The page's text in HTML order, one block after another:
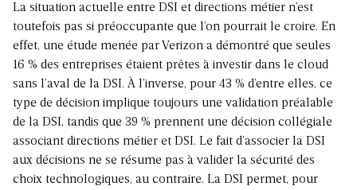
La situation actuelle entre DSI et directions métier n’est
toutefois pas si préoccupante que l’on pourrait le croire. En
effet, une étude menée par Verizon a démontré que seules
16 % des entreprises étaient prêtes à investir dans le cloud
sans l’aval de la DSI. À l’inverse, pour 43 % d’entre elles, ce
type de décision implique toujours une validation préalable
de la DSI, tandis que 39 % prennent une décision collégiale
associant directions métier et DSI. Le fait d’associer la DSI
aux décisions ne se résume pas à valider la sécurité des
choix technologiques, au contraire. La DSI permet, pour